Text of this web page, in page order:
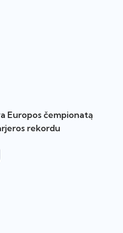
Europos čempionatą
rekordu